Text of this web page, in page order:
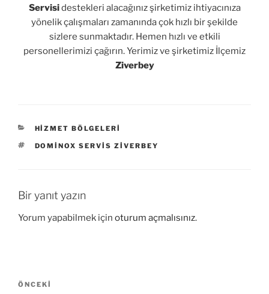
Servisidestekleri alacağınız şirketimiz ihtiyacınıza
yönelik çalışmaları zamanında çok hızlı bir şekilde
sizlere sunmaktadır. Hemen hızlı ve etkili
personellerimizi çağırın. Yerimiz ve şirketimiz İlçemiz
Ziverbey
KATEGORILER
HIZMET BÖLGELERI
ETIKETLER
DOMINOX SERVIS ZIVERBEY
Bir yanıt yazın
Yorum yapabilmek için oturum açmalısınız.
Yazı
Önceki
ÖNCEKI